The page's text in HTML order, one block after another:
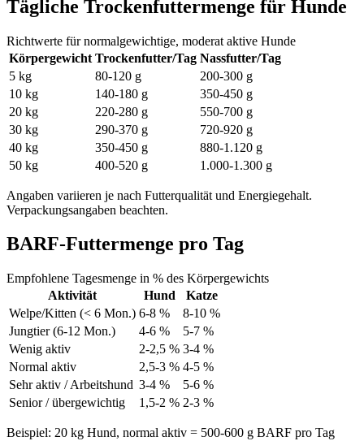
Tägliche Trockenfuttermenge für Hunde
Richtwerte für normalgewichtige, moderat aktive Hunde
Körpergewicht Trockenfutter/Tag Nassfutter/Tag
5 kg
80-120 g
200-300 g
10 kg
140-180 g
350-450 g
20 kg
220-280 g
550-700 g
30 kg
290-370 g
720-920 g
40 kg
350-450 g
880-1.120 g
50 kg
400-520 g 1.000-1.300 g
Angaben variieren je nach Futterqualität und Energiegehalt.
Verpackungsangaben beachten.
BARF-Futtermenge pro Tag
Empfohlene Tagesmenge in % des Körpergewichts
Aktivität
Hund
Katze
Welpe/Kitten (< 6 Mon.) 6-8 %
8-10 %
Jungtier (6-12 Mon.)
4-6 %
5-7 %
Wenig aktiv
2-2,5 % 3-4 %
Normal aktiv
2,5-3 % 4-5 %
Sehr aktiv / Arbeitshund 3-4 %
5-6 %
Senior / übergewichtig
1,5-2 % 2-3 %
Beispiel: 20 kg Hund, normal aktiv = 500-600 g BARF pro Tag